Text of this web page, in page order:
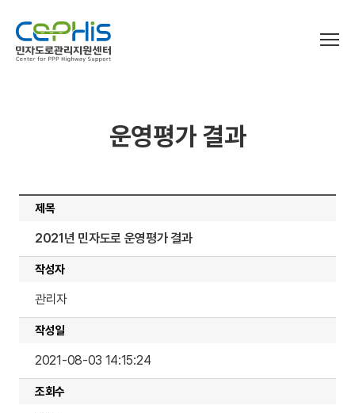
설립목적 및 연혁
주요업무
조직도
민자고속도로 현황
정보마당
민자교통SOC 브리프
지침 및 가이드라인
운영평가
운영평가
운영평가 매뉴얼
미납통행료 징수
부가통행료 부과 기준 및 절차
강제징수
FAQ
연구자료
한국교통연구원 연구보고서
운영평가 결과
제목
2021년 민자도로 운영평가 결과
작성자
관리자
작성일
2021-08-03 14:15:24
조회수